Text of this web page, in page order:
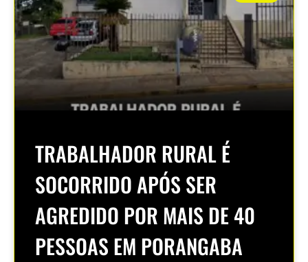
TRABALHADOR RURAL É
SOCORRIDO APÓS SER
AGREDIDO POR MAIS DE 40
PESSOAS EM PORANGABA